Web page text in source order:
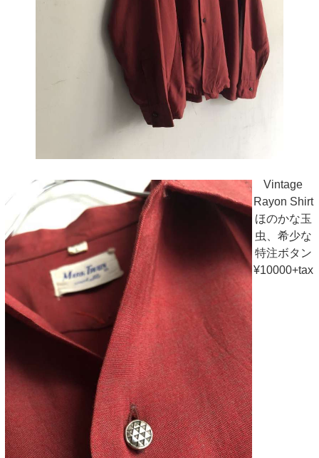
Vintage
Rayon Shirt
ほのかな玉
虫、希少な
特注ボタン
¥10000+tax